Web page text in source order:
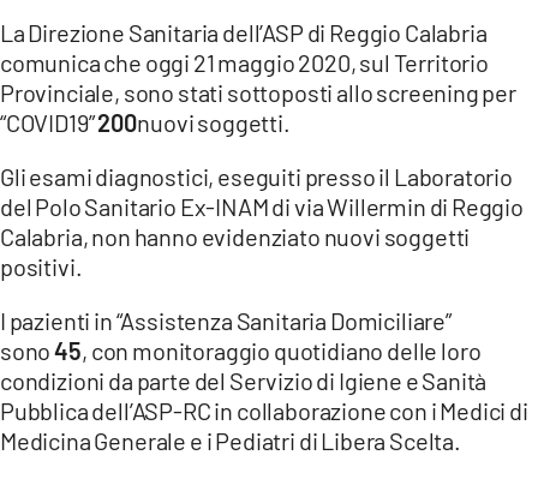
LaC
Network
LACPLAY.IT
LACTV.IT
LACONAIR.IT
LACITYMAG.IT
COSENZACHANNEL.IT
ILVIBONESE.IT
CATANZAROCHANNEL.IT
La Direzione Sanitaria dell’ASP di Reggio Calabria
comunica che oggi 21 maggio 2020, sul Territorio
Provinciale, sono stati sottoposti allo screening per
“COVID19”200nuovi soggetti.
Gli esami diagnostici, eseguiti presso il Laboratorio
del Polo Sanitario Ex-INAM di via Willermin di Reggio
Calabria, non hanno evidenziato nuovi soggetti
positivi.
I pazienti in “Assistenza Sanitaria Domiciliare”
sono45, con monitoraggio quotidiano delle loro
condizioni da parte del Servizio di Igiene e Sanità
Pubblica dell’ASP-RC in collaborazione con i Medici di
Medicina Generale e i Pediatri di Libera Scelta.